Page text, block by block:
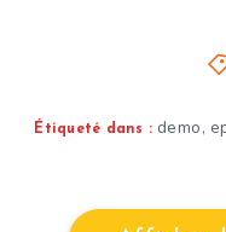
Étiqueté dans : demo,